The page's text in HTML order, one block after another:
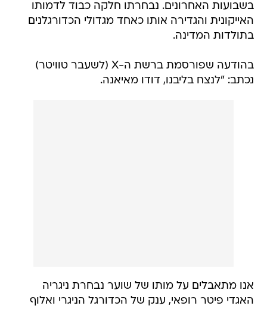
בשבועות האחרונים. נבחרתו חלקה כבוד לדמותו
האייקונית והגדירה אותו כאחד מגדולי הכדורגלנים
בתולדות המדינה.
בהודעה שפורסמת ברשת ה-X (לשעבר טוויטר)
נכתב: "לנצח בליבנו, דודו מאיאנה.
אנו מתאבלים על מותו של שוער נבחרת ניגריה
האגדי פיטר רופאי, ענק של הכדורגל הניגרי ואלוף